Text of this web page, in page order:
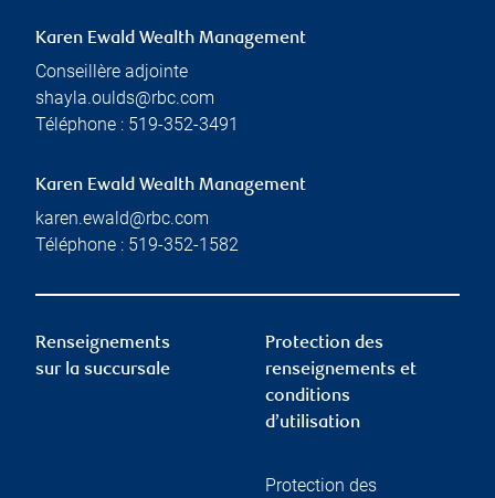
Karen Ewald Wealth Management
Conseillère adjointe
shayla.oulds@rbc.com
Téléphone : 519-352-3491
Karen Ewald Wealth Management
karen.ewald@rbc.com
Téléphone : 519-352-1582
Renseignements
sur la succursale
Protection des
renseignements et
conditions
d’utilisation
Protection des